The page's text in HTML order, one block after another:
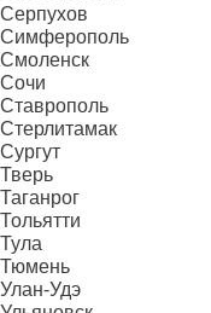
Серпухов
Симферополь
Смоленск
Сочи
Ставрополь
Стерлитамак
Сургут
Тверь
Таганрог
Тольятти
Тула
Тюмень
Улан-Удэ